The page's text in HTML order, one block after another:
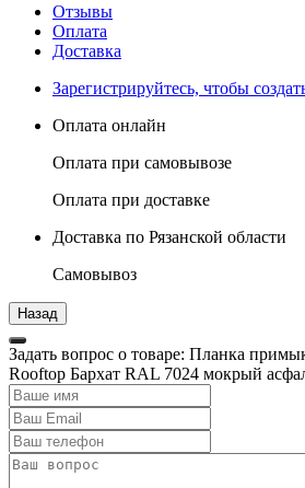
Отзывы
Оплата
Доставка
Зарегистрируйтесь, чтобы
Оплата онлайн
Оплата при самовывозе
Оплата при доставке
Доставка по Рязанской области
Самовывоз
Задать вопрос о товаре: Планка
Rooftop Бархат RAL 7024 мокрый